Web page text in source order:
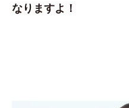
なりますよ！